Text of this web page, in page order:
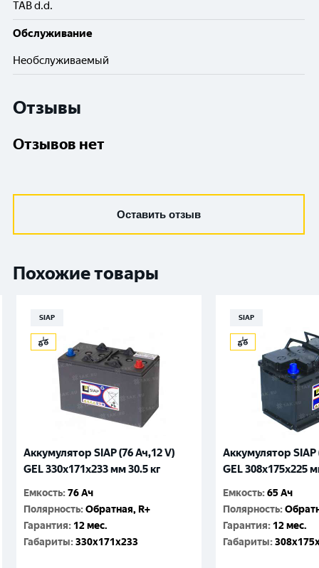
TAB d.d.
Обслуживание
Необслуживаемый
Отзывы
Отзывов нет
Оставить отзыв
Похожие товары
SIAP
Аккумулятор SIAP (76 Ач,12 V)
GEL 330x171x233 мм 30.5 кг
Емкость:76 Ач
Полярность:Обратная, R+
Гарантия: 12 мес.
Габариты:330x171x233
SIAP
Аккумулятор SIAP
GEL 308x175x225
Емкость:65 Ач
Полярность:
Гарантия: 12 мес.
Габариты: